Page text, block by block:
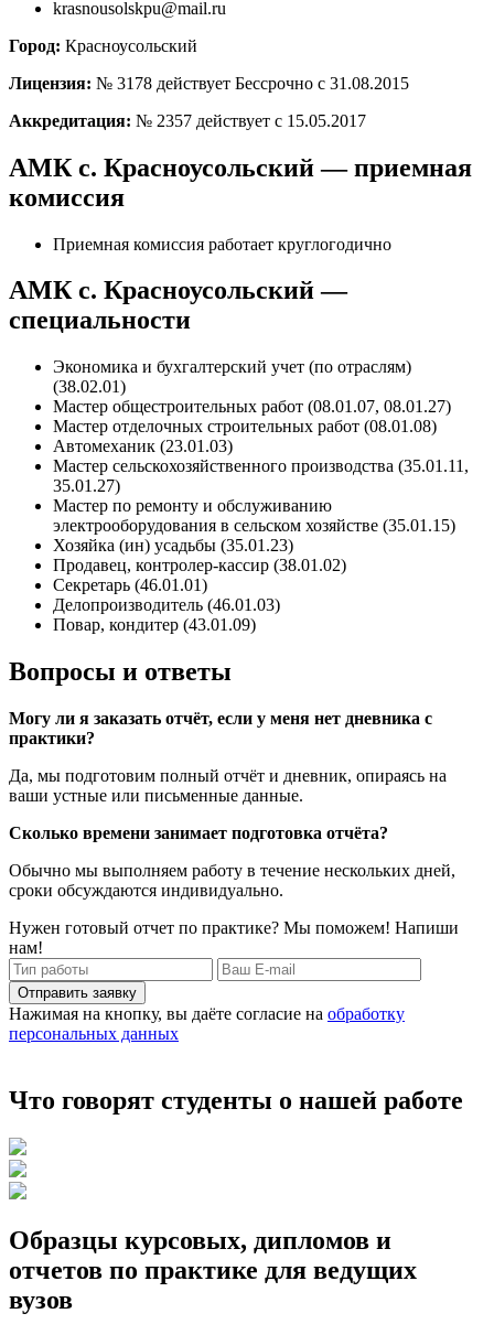
krasnousolskpu@mail.ru
Город: Красноусольский
Лицензия: № 3178 действует Бессрочно с 31.08.2015
Аккредитация: № 2357 действует с 15.05.2017
АМК с. Красноусольский — приемная
комиссия
Приемная комиссия работает круглогодично
АМК с. Красноусольский —
специальности
Экономика и бухгалтерский учет (по отраслям)
(38.02.01)
Мастер общестроительных работ (08.01.07, 08.01.27)
Мастер отделочных строительных работ (08.01.08)
Автомеханик (23.01.03)
Мастер сельскохозяйственного производства (35.01.11,
35.01.27)
Мастер по ремонту и обслуживанию
электрооборудования в сельском хозяйстве (35.01.15)
Хозяйка (ин) усадьбы (35.01.23)
Продавец, контролер-кассир (38.01.02)
Секретарь (46.01.01)
Делопроизводитель (46.01.03)
Повар, кондитер (43.01.09)
Вопросы и ответы
Могу ли я заказать отчёт, если у меня нет дневника с
практики?
Да, мы подготовим полный отчёт и дневник, опираясь на
ваши устные или письменные данные.
Сколько времени занимает подготовка отчёта?
Обычно мы выполняем работу в течение нескольких дней,
сроки обсуждаются индивидуально.
Нужен готовый отчет по практике? Мы поможем! Напиши
нам!
Отправить заявку
Нажимая на кнопку, вы даёте согласие на обработку
персональных данных
Что говорят студенты о нашей работе
Образцы курсовых, дипломов и
отчетов по практике для ведущих
вузов